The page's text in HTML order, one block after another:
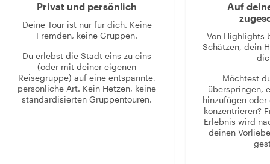
Privat und persönlich
Deine Tour ist nur für dich. Keine
Fremden, keine Gruppen.
Du erlebst die Stadt eins zu eins
(oder mit deiner eigenen
Reisegruppe) auf eine entspannte,
persönliche Art. Kein Hetzen, keine
standardisierten Gruppentouren.
Auf
Von Highlights
Schätzen, dein
Möchtest
überspringen,
hinzufügen
konzentrieren?
Erlebnis wird
deinen